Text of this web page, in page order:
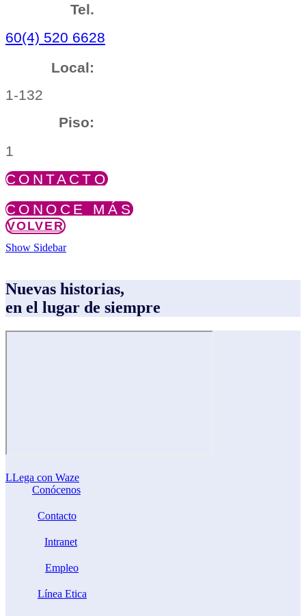
Tel.
60(4) 520 6628
Local:
1-132
Piso:
1
CONTACTO
CONOCE MÁS
VOLVER
Show Sidebar
Nuevas historias,
en el lugar de siempre
LLega con Waze
Conócenos
Contacto
Intranet
Empleo
Línea Etica